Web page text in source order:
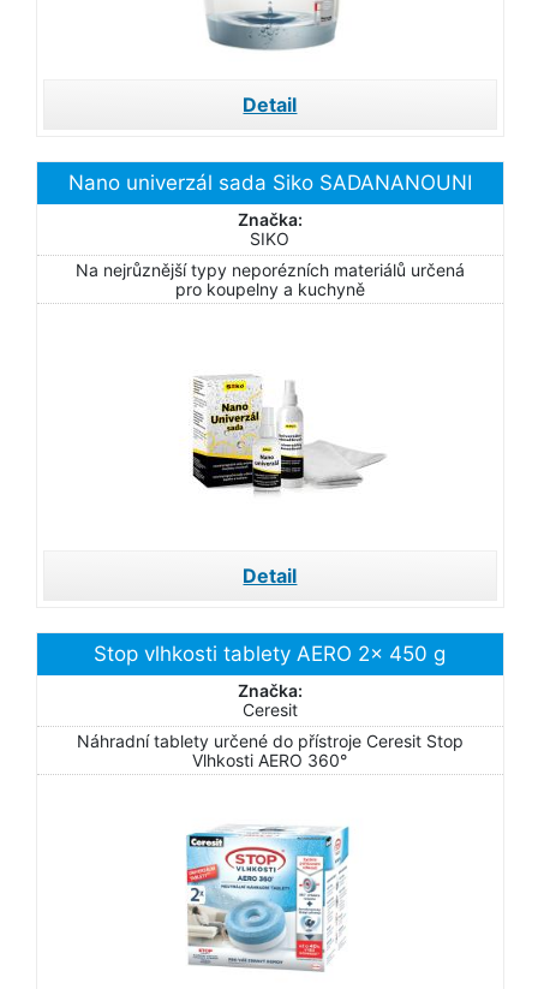
Detail
Nano univerzál sada Siko SADANANOUNI
Značka:
SIKO
Na nejrůznější typy neporézních materiálů určená
pro koupelny a kuchyně
Detail
Stop vlhkosti tablety AERO 2x 450 g
Značka:
Ceresit
Náhradní tablety určené do přístroje Ceresit Stop
Vlhkosti AERO 360°